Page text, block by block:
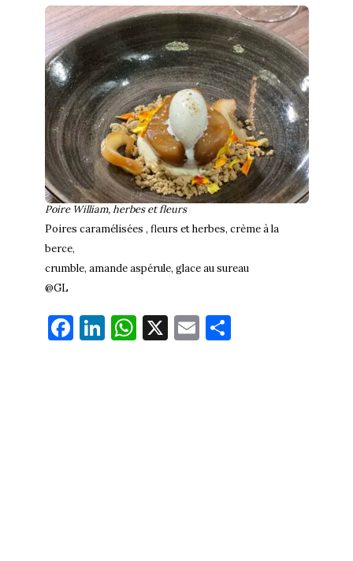
Poire William, herbes et fleurs
Poires caramélisées , fleurs et herbes, crème à la
berce,
crumble, amande aspérule, glace au sureau
@GL
Fa
ce
Li
nk
W
ha
X E
m
Pa
rt